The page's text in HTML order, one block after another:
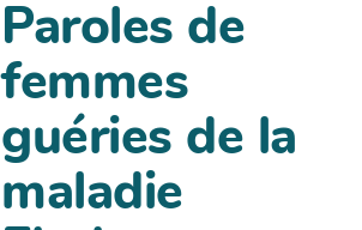
Paroles de
femmes
guéries de la
maladie